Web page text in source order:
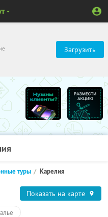
Загрузить
туры Карелия
Показать на карте